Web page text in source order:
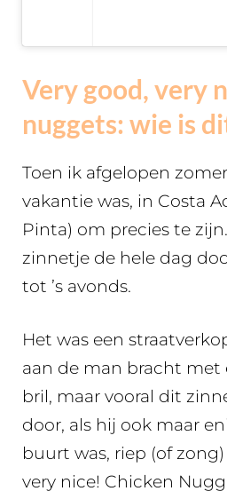
Very good, very
nuggets: wie is
Toen ik afgelopen
vakantie was, in Costa
Pinta) om precies te
zinnetje de hele dag
tot ’s avonds.
Het was een
aan de man bracht met
bril, maar vooral dit
door, als hij ook maar
buurt was, riep (of
very nice! Chicken